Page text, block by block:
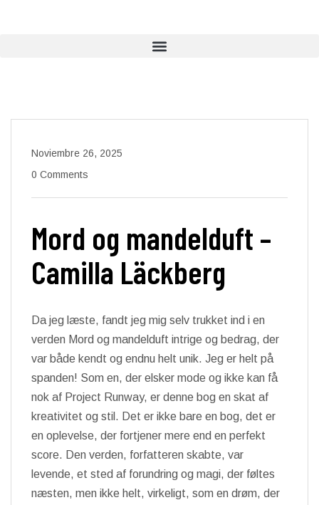
Noviembre 26, 2025
0 Comments
Mord og mandelduft –
Camilla Läckberg
Da jeg læste, fandt jeg mig selv trukket ind i en
verden Mord og mandelduft intrige og bedrag, der
var både kendt og endnu helt unik. Jeg er helt på
spanden! Som en, der elsker mode og ikke kan få
nok af Project Runway, er denne bog en skat af
kreativitet og stil. Det er ikke bare en bog, det er
en oplevelse, der fortjener mere end en perfekt
score. Den verden, forfatteren skabte, var
levende, et sted af forundring og magi, der føltes
næsten, men ikke helt, virkeligt, som en drøm, der